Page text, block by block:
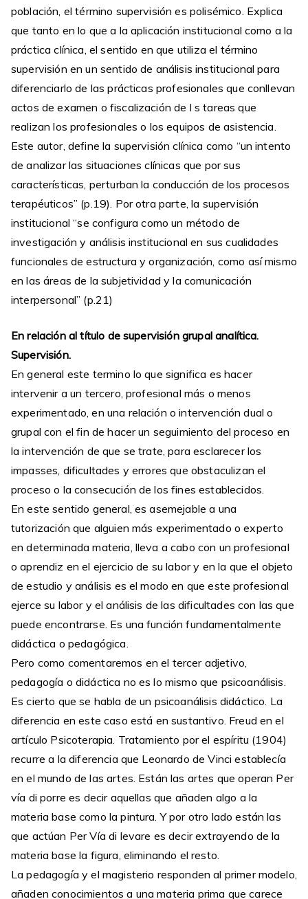
población, el término supervisión es polisémico. Explica
que tanto en lo que a la aplicación institucional como a la
práctica clínica, el sentido en que utiliza el término
supervisión en un sentido de análisis institucional para
diferenciarlo de las prácticas profesionales que conllevan
actos de examen o fiscalización de l s tareas que
realizan los profesionales o los equipos de asistencia.
Este autor, define la supervisión clínica como “un intento
de analizar las situaciones clínicas que por sus
características, perturban la conducción de los procesos
terapéuticos” (p.19). Por otra parte, la supervisión
institucional “se configura como un método de
investigación y análisis institucional en sus cualidades
funcionales de estructura y organización, como así mismo
en las áreas de la subjetividad y la comunicación
interpersonal” (p.21)
En relación al título de supervisión grupal analítica.
Supervisión.
En general este termino lo que significa es hacer
intervenir a un tercero, profesional más o menos
experimentado, en una relación o intervención dual o
grupal con el fin de hacer un seguimiento del proceso en
la intervención de que se trate, para esclarecer los
impasses, dificultades y errores que obstaculizan el
proceso o la consecución de los fines establecidos.
En este sentido general, es asemejable a una
tutorización que alguien más experimentado o experto
en determinada materia, lleva a cabo con un profesional
o aprendiz en el ejercicio de su labor y en la que el objeto
de estudio y análisis es el modo en que este profesional
ejerce su labor y el análisis de las dificultades con las que
puede encontrarse. Es una función fundamentalmente
didáctica o pedagógica.
Pero como comentaremos en el tercer adjetivo,
pedagogía o didáctica no es lo mismo que psicoanálisis.
Es cierto que se habla de un psicoanálisis didáctico. La
diferencia en este caso está en sustantivo. Freud en el
artículo Psicoterapia. Tratamiento por el espíritu (1904)
recurre a la diferencia que Leonardo de Vinci establecía
en el mundo de las artes. Están las artes que operan Per
vía di porre es decir aquellas que añaden algo a la
materia base como la pintura. Y por otro lado están las
que actúan Per Vía di levare es decir extrayendo de la
materia base la figura, eliminando el resto.
La pedagogía y el magisterio responden al primer modelo,
añaden conocimientos a una materia prima que carece